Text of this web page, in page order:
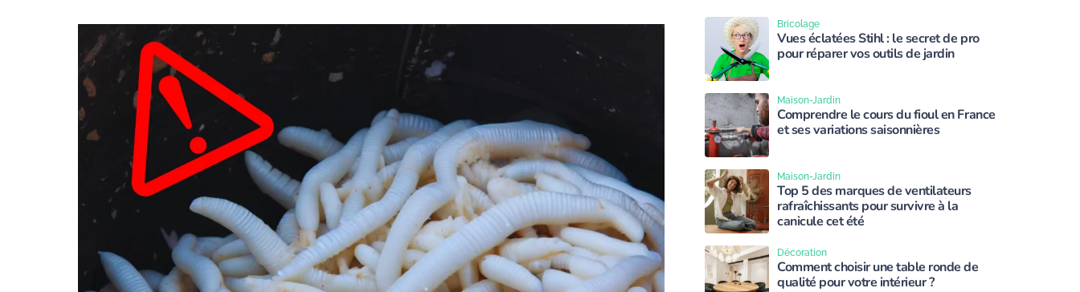
Vues éclatées Stihl : le secret de pro
pour réparer vos outils de jardin
Bricolage
Comprendre le cours du fioul en France
et ses variations saisonnières
Maison-Jardin
Top 5 des marques de ventilateurs
rafraîchissants pour survivre à la
canicule cet été
Maison-Jardin
Comment choisir une table ronde de
qualité pour votre intérieur ?
Décoration